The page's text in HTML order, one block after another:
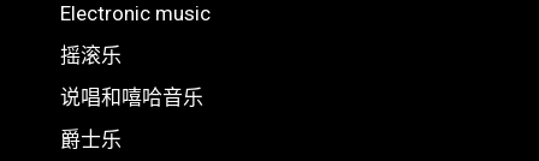
Electronic music
摇滚乐
说唱和嘻哈音乐
爵士乐